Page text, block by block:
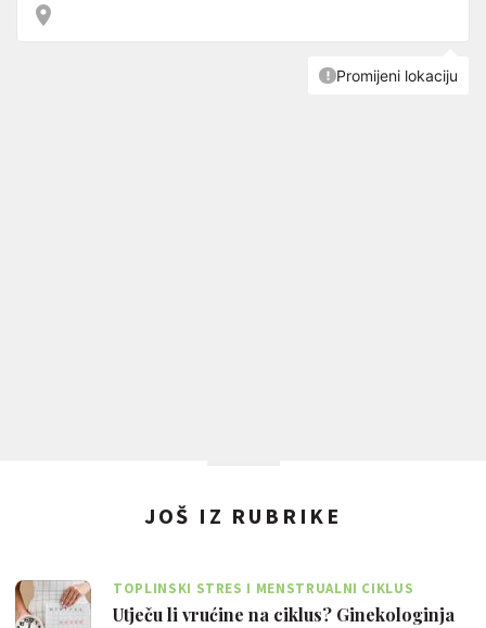
JOŠ IZ RUBRIKE
TOPLINSKI STRES I MENSTRUALNI CIKLUS
Utječu li vrućine na ciklus? Ginekologinja